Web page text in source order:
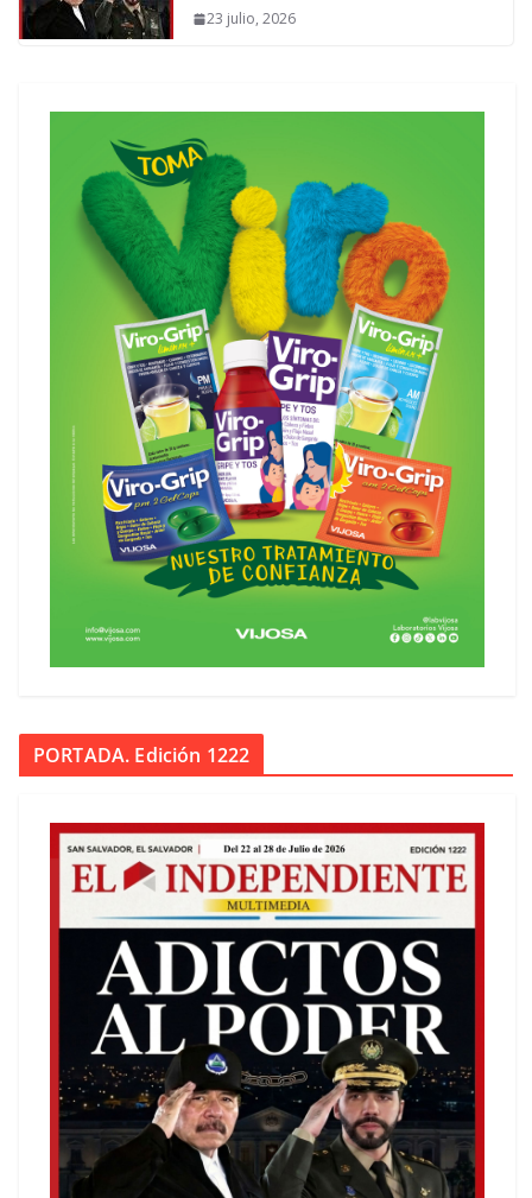
23 julio, 2026
PORTADA. Edición 1222